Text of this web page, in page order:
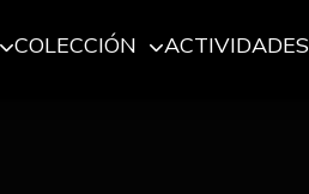
COLECCIÓN ACTIVIDADES